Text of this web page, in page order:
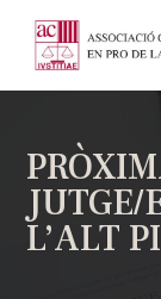
JUTGE/
L’ALT